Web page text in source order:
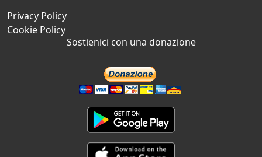
Privacy Policy
Cookie Policy
Sostienici con una donazione